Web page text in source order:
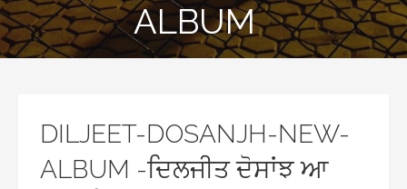
ALBUM
DILJEET-DOSANJH-NEW-
ALBUM -ਦਿਲਜੀਤ ਦੋਸਾਂਝ ਆ